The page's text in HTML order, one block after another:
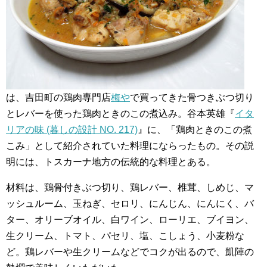
は、吉田町の鶏肉専門店梅やで買ってきた骨つきぶつ切り
とレバーを使った鶏肉ときのこの煮込み。谷本英雄『イタ
リアの味 (暮しの設計 NO. 217) 』に、「鶏肉ときのこの煮
こみ」として紹介されていた料理にならったもの。その説
明には、トスカーナ地方の伝統的な料理とある。
材料は、鶏骨付きぶつ切り、鶏レバー、椎茸、しめじ、マ
ッシュルーム、玉ねぎ、セロリ、にんじん、にんにく、バ
ター、オリーブオイル、白ワイン、ローリエ、ブイヨン、
生クリーム、トマト、パセリ、塩、こしょう、小麦粉な
ど。鶏レバーや生クリームなどでコクが出るので、凱陣の